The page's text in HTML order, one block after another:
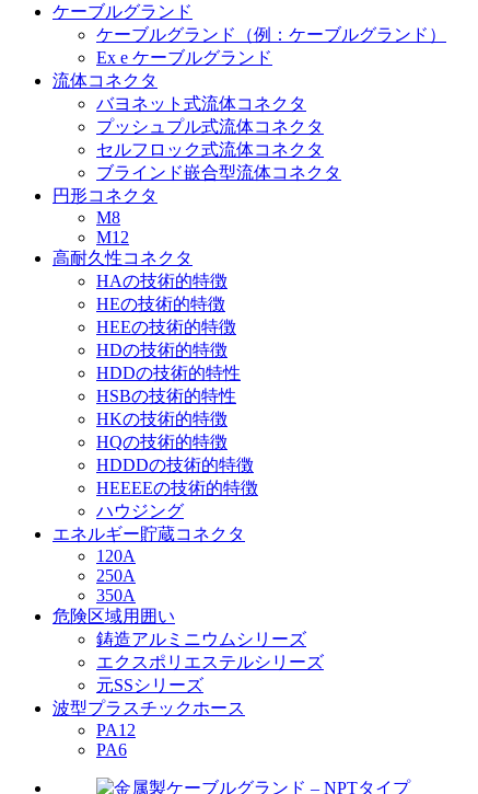
ケーブルグランド
ケーブルグランド（例：ケーブルグランド）
Ex e ケーブルグランド
流体コネクタ
バヨネット式流体コネクタ
プッシュプル式流体コネクタ
セルフロック式流体コネクタ
ブラインド嵌合型流体コネクタ
円形コネクタ
M8
M12
高耐久性コネクタ
HAの技術的特徴
HEの技術的特徴
HEEの技術的特徴
HDの技術的特徴
HDDの技術的特性
HSBの技術的特性
HKの技術的特徴
HQの技術的特徴
HDDDの技術的特徴
HEEEEの技術的特徴
ハウジング
エネルギー貯蔵コネクタ
120A
250A
350A
危険区域用囲い
鋳造アルミニウムシリーズ
エクスポリエステルシリーズ
元SSシリーズ
波型プラスチックホース
PA12
PA6